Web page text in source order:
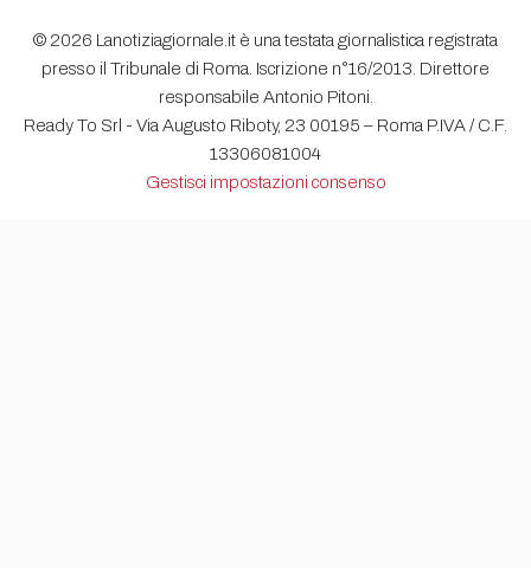
© 2026 Lanotiziagiornale.it è una testata giornalistica registrata
presso il Tribunale di Roma. Iscrizione n°16/2013. Direttore
responsabile Antonio Pitoni.
Ready To Srl - Via Augusto Riboty, 23 00195 – Roma P.IVA / C.F.
13306081004
Gestisci impostazioni consenso